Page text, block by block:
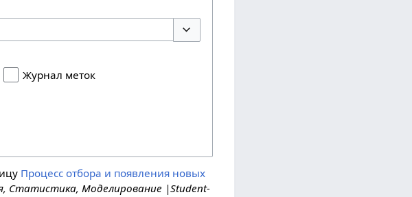
Журнал меток
Процесс отбора и появления новых
Статистика, Моделирование |Student-